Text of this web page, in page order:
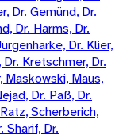
Dr. Gemünd, Dr.
Dr. Harms, Dr.
Dr. Klier,
Kretschmer, Dr.
Maskowski, Maus,
Dr. Paß, Dr.
Scherberich,
Sharif, Dr.